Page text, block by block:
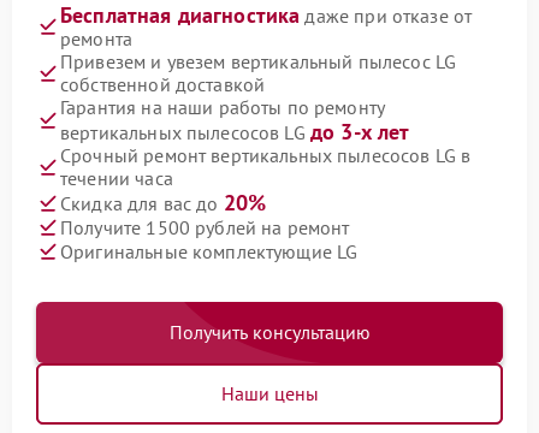
Бесплатная диагностика даже при отказе от
ремонта
Привезем и увезем вертикальный пылесос LG
собственной доставкой
Гарантия на наши работы по ремонту
вертикальных пылесосов LG до 3-х лет
Срочный ремонт вертикальных пылесосов LG в
течении часа
Скидка для вас до 20%
Получите 1500 рублей на ремонт
Оригинальные комплектующие LG
Получить консультацию
Наши цены